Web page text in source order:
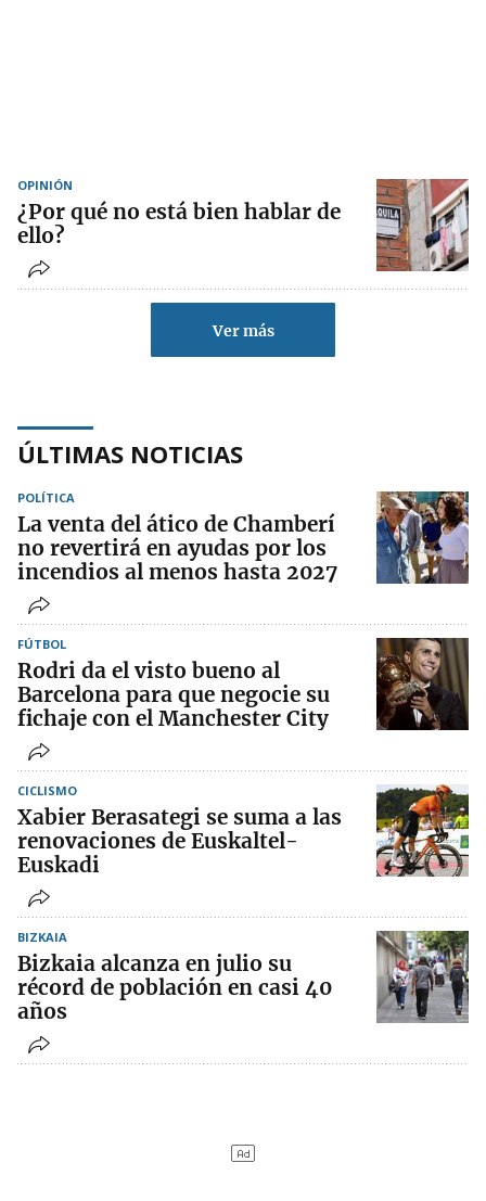
OPINIÓN
¿Por qué no está bien hablar de
ello?
Ver más
ÚLTIMAS NOTICIAS
POLÍTICA
La venta del ático de Chamberí
no revertirá en ayudas por los
incendios al menos hasta 2027
FÚTBOL
Rodri da el visto bueno al
Barcelona para que negocie su
fichaje con el Manchester City
CICLISMO
Xabier Berasategi se suma a las
renovaciones de Euskaltel-
Euskadi
BIZKAIA
Bizkaia alcanza en julio su
récord de población en casi 40
años